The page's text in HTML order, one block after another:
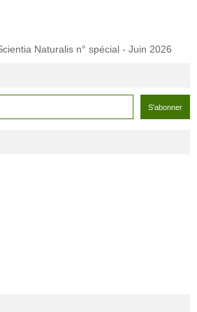
Naturalis n° spécial - Juin 2026